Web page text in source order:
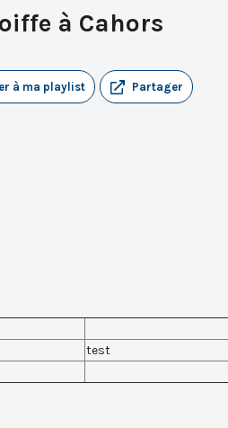
à Cahors
Partager
à ma playlist
test